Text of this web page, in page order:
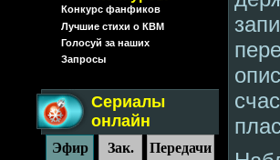
Конкурс фанфиков
Лучшие стихи о КВМ
Голосуй за наших
Запросы
Сериалы
онлайн
Эфир Зак. Передачи